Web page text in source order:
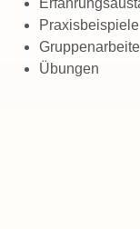
Praxisbeispiele
Übungen